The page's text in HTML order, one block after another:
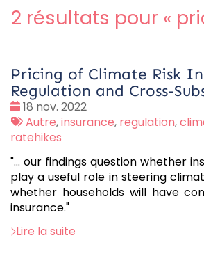
2 résultats pour «
Pricing of Climate Risk
Regulation and Cross-
Date
:
18 nov. 2022
Tags
:
Autre,insurance, regulation,
ratehikes
"... our findings question whether
play a useful role in steering
whether households will have
insurance."
Lire la suite